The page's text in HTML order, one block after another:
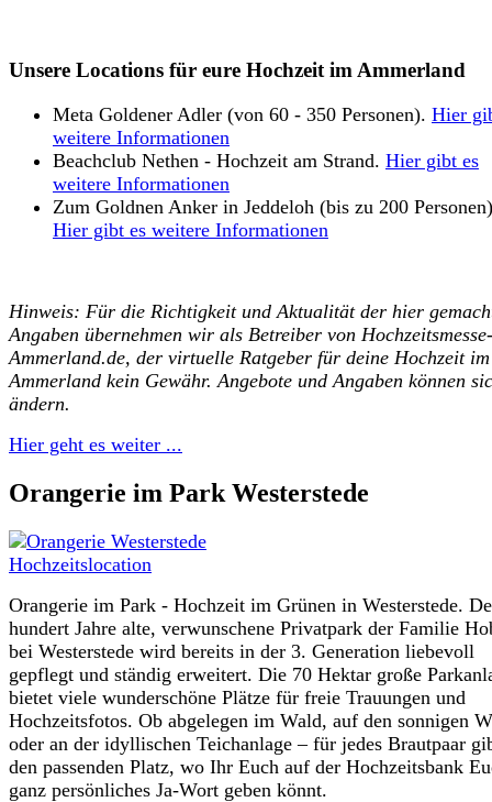
Unsere Locations für eure Hochzeit im Ammerland
Meta Goldener Adler (von 60 - 350 Personen). Hier
weitere Informationen
Beachclub Nethen - Hochzeit am Strand. Hier gibt es
weitere Informationen
Zum Goldnen Anker in Jeddeloh (bis zu 200
Hier gibt es weitere Informationen
Hinweis: Für die Richtigkeit und Aktualität der hier
Angaben übernehmen wir als Betreiber von Hochzeitsmesse-
Ammerland.de, der virtuelle Ratgeber für deine Hochzeit im
Ammerland kein Gewähr. Angebote und Angaben können
ändern.
Hier geht es weiter ...
Orangerie im Park Westerstede
Orangerie im Park - Hochzeit im Grünen in Westerstede.
hundert Jahre alte, verwunschene Privatpark der Familie
bei Westerstede wird bereits in der 3. Generation liebevoll
gepflegt und ständig erweitert. Die 70 Hektar große
bietet viele wunderschöne Plätze für freie Trauungen und
Hochzeitsfotos. Ob abgelegen im Wald, auf den sonnigen
oder an der idyllischen Teichanlage – für jedes Brautpaar
den passenden Platz, wo Ihr Euch auf der Hochzeitsbank
ganz persönliches Ja-Wort geben könnt.